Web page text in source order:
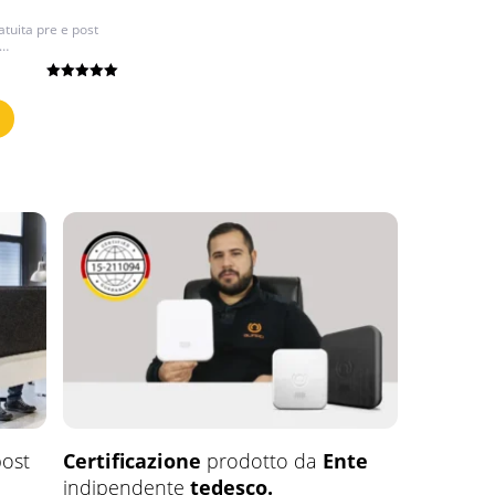
pre e post
Certificazione prodotto da Ente
indipendentetedesco.